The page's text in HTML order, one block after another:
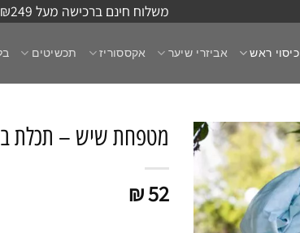
משלוח חינם ברכישה מעל ₪249 | מינימום הזמנה ₪100
כיסוי ראש אביזרי שיער אקססוריז תכשיטים
מטפחת שיש – תכלת
₪52